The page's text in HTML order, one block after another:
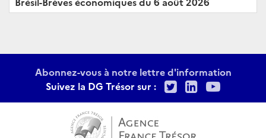
Abonnez-vous à notre lettre d'information
Suivez la DG Trésor sur :
TwitterLinkedIn